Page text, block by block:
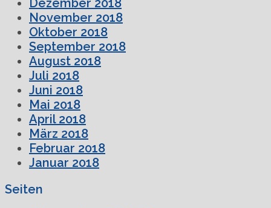
Dezember 2018
November 2018
Oktober 2018
September 2018
August 2018
Juli 2018
Juni 2018
Mai 2018
April 2018
März 2018
Februar 2018
Januar 2018
Seiten